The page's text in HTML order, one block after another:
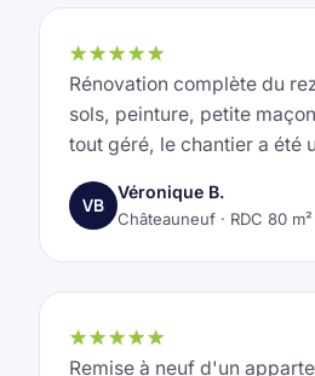
★★★★★
Rénovation complète du
sols, peinture, petite
tout géré, le chantier a été
VB
Véronique B.
Châteauneuf · RDC 80 m²
★★★★★
Remise à neuf d'un